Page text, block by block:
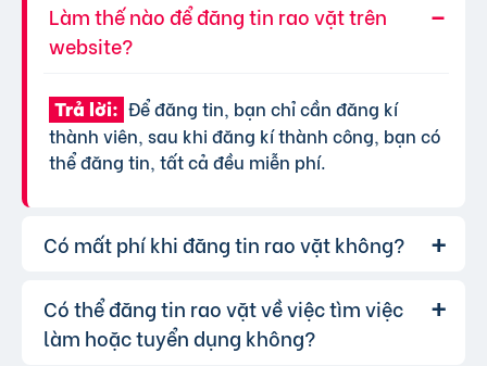
Làm thế nào để đăng tin rao vặt trên
website?
Trả lời: Để đăng tin, bạn chỉ cần đăng kí
thành viên, sau khi đăng kí thành công, bạn có
thể đăng tin, tất cả đều miễn phí.
Có mất phí khi đăng tin rao vặt không?
Trả lời: Chúng tôi cung cấp gói đăng tin miễn
phí cơ bản cho tất cả người dùng. Tuy nhiên, để
Có thể đăng tin rao vặt về việc tìm việc
làm hoặc tuyển dụng không?